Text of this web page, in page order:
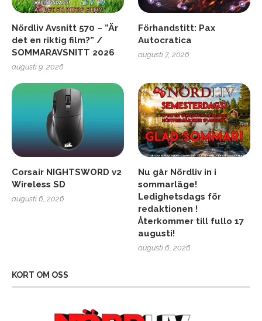
Nördliv Avsnitt 570 – ”Är
det en riktig film?” /
SOMMARAVSNITT 2026
augusti 9, 2026
Förhandstitt: Pax
Autocratica
augusti 7, 2026
Corsair NIGHTSWORD v2
Wireless SD
augusti 6, 2026
Nu går Nördliv in i
sommarläge!
Ledighetsdags för
redaktionen !
Återkommer till fullo 17
augusti!
augusti 6, 2026
KORT OM OSS